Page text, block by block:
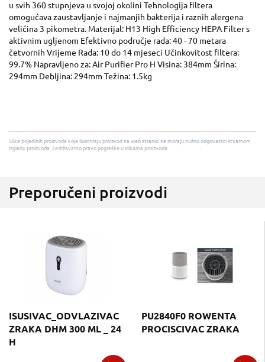
u svih 360 stupnjeva u svojoj okolini Tehnologija filtera
omogućava zaustavljanje i najmanjih bakterija i raznih alergena
veličina 3 pikometra. Materijal: H13 High Efficiency HEPA Filter s
aktivnim ugljenom Efektivno područje rada: 40 - 70 metara
četvornih Vrijeme Rada: 10 do 14 mjeseci Učinkovitost filtera:
99.7% Napravljeno za: Air Purifier Pro H Visina: 384mm Širina:
294mm Debljina: 294mm Težina: 1.5kg
Slike pojedinih proizvoda koje ilustriraju proizvod na web stranici ne moraju nužno odgovarati stvarnom
izgledu proizvoda. Zadržavamo pravo pogreške u slikama proizvoda.
Preporučeni proizvodi
ISUSIVAC_ODVLAZIVAC
ZRAKA DHM 300 ML _ 24
H
PU2840F0 ROWENTA
PROCISCIVAC ZRAKA